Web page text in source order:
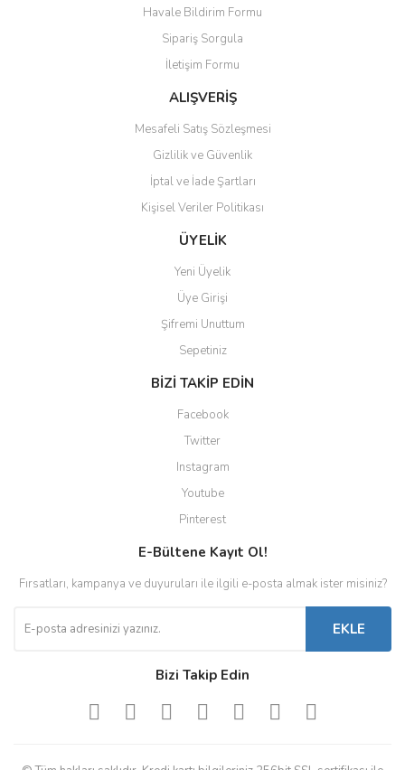
Ürün açıklamasında eksik bilgiler bulunuyor.
Ürün bilgilerinde hatalar bulunuyor.
Ürün fiyatı diğer sitelerden daha pahalı.
Bu ürüne benzer farklı alternatifler olmalı.
Gönder
Havale Bildirim Formu
Sipariş Sorgula
İletişim Formu
ALIŞVERİŞ
Mesafeli Satış Sözleşmesi
Gizlilik ve Güvenlik
İptal ve İade Şartları
Kişisel Veriler Politikası
ÜYELİK
Yeni Üyelik
Üye Girişi
Şifremi Unuttum
Sepetiniz
BİZİ TAKİP EDİN
Facebook
Twitter
Instagram
Youtube
Pinterest
E-Bültene Kayıt Ol!
Fırsatları, kampanya ve duyuruları ile ilgili e-posta almak ister misiniz?
EKLE
Bizi Takip Edin